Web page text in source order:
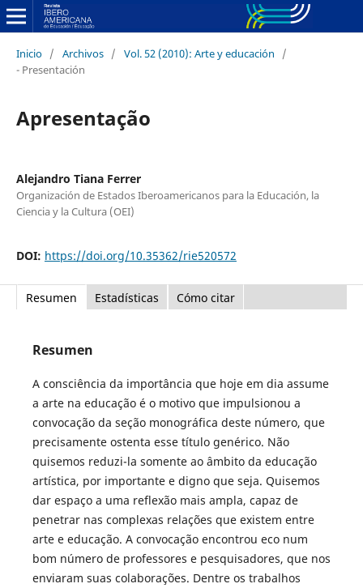
Inicio / Archivos / Vol. 52 (2010): Arte y educación
/
- Presentación
Apresentação
Alejandro Tiana Ferrer
Organización de Estados Iberoamericanos para la Educación, la
Ciencia y la Cultura (OEI)
DOI: https://doi.org/10.35362/rie520572
Resumen Estadísticas Cómo citar
Resumen
A consciência da importância que hoje em dia assume
a arte na educação é o motivo que impulsionou a
convocação da seção monográfica deste número, que
precisamente ostenta esse título genérico. Não
quisemos reduzi-la somente ao âmbito da educação
artística, por importante e digno que seja. Quisemos
dar espaço a uma reflexão mais ampla, capaz de
penetrar nas complexas relações que existem entre
arte e educação. A convocação encontrou eco num
bom número de professores e pesquisadores, que nos
enviaram suas colaborações. Dentre os trabalhos